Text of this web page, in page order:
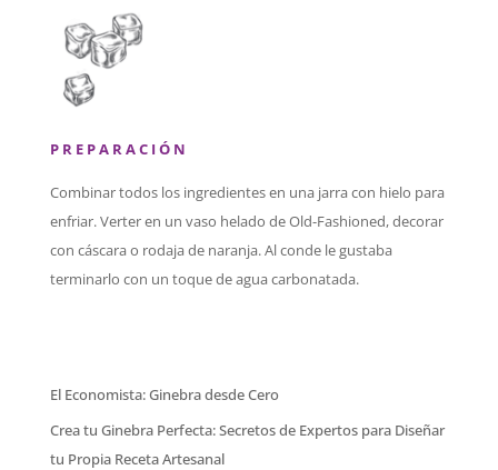
P R E P A R A C I Ó N
Combinar todos los ingredientes en una jarra con hielo para
enfriar. Verter en un vaso helado de Old-Fashioned, decorar
con cáscara o rodaja de naranja. Al conde le gustaba
terminarlo con un toque de agua carbonatada.
El Economista: Ginebra desde Cero
Crea tu Ginebra Perfecta: Secretos de Expertos para Diseñar
tu Propia Receta Artesanal